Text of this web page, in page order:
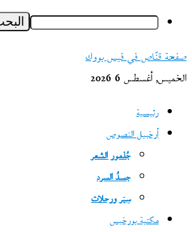
البحث
صفحة قنّاص في فيس بووك
الخميس, أغسطس 6 2026
رئيسية
أرخبيل النصوص
جُذمور الشعر
جسدُ السرد
سِيَر ورحلات
مكتبة بورخيس